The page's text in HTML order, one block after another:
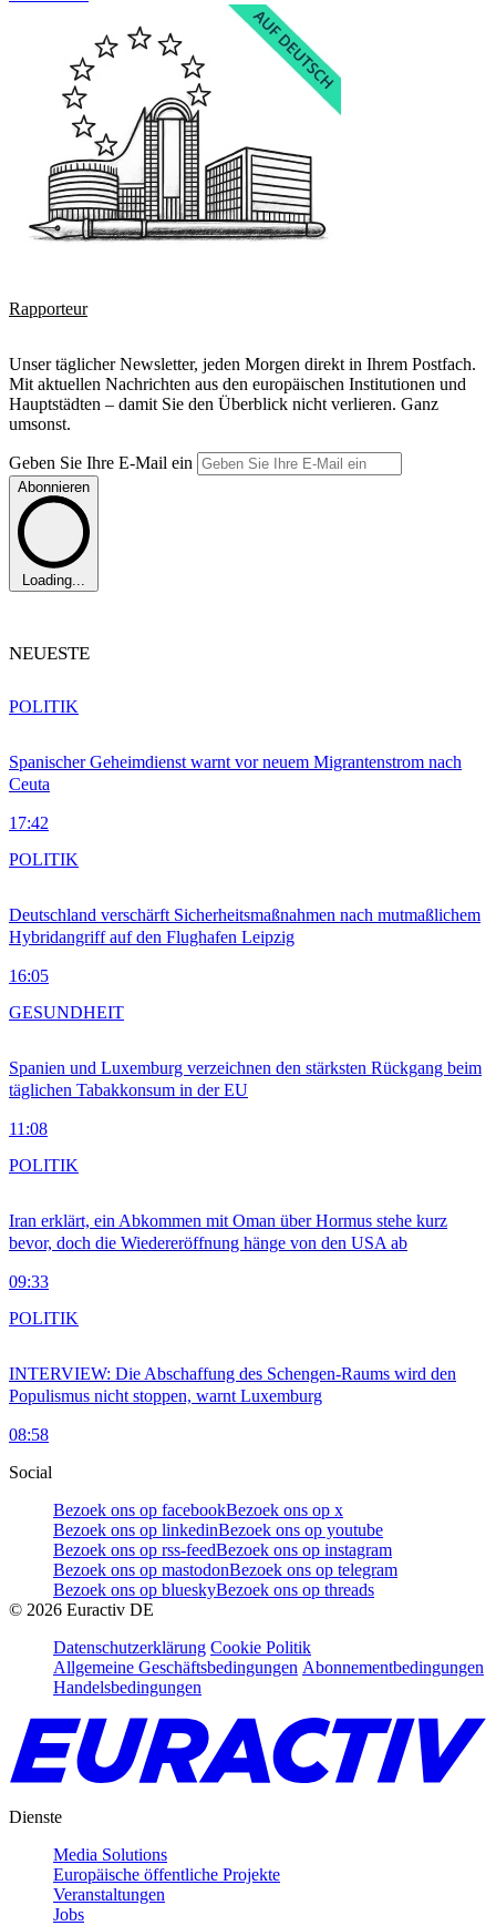
Rapporteur
Unser täglicher Newsletter, jeden Morgen direkt in Ihrem Postfach.
Mit aktuellen Nachrichten aus den europäischen Institutionen und
Hauptstädten – damit Sie den Überblick nicht verlieren. Ganz
umsonst.
Geben Sie Ihre E-Mail ein
Abonnieren
Loading...
NEUESTE
Spanischer Geheimdienst warnt vor neuem Migrantenstrom nach
Ceuta
17:42
POLITIK
Deutschland verschärft Sicherheitsmaßnahmen nach mutmaßlichem
Hybridangriff auf den Flughafen Leipzig
16:05
POLITIK
Spanien und Luxemburg verzeichnen den stärksten Rückgang beim
täglichen Tabakkonsum in der EU
11:08
GESUNDHEIT
Iran erklärt, ein Abkommen mit Oman über Hormus stehe kurz
bevor, doch die Wiedereröffnung hänge von den USA ab
09:33
POLITIK
INTERVIEW: Die Abschaffung des Schengen-Raums wird den
Populismus nicht stoppen, warnt Luxemburg
08:58
POLITIK
Social
Bezoek ons op facebookBezoek ons op x
Bezoek ons op linkedinBezoek ons op youtube
Bezoek ons op rss-feedBezoek ons op instagram
Bezoek ons op mastodonBezoek ons op telegram
Bezoek ons op blueskyBezoek ons op threads
© 2026 Euractiv DE
Datenschutzerklärung Cookie Politik
Allgemeine Geschäftsbedingungen Abonnementbedingungen
Handelsbedingungen
Dienste
Media Solutions
Europäische öffentliche Projekte
Veranstaltungen
Jobs